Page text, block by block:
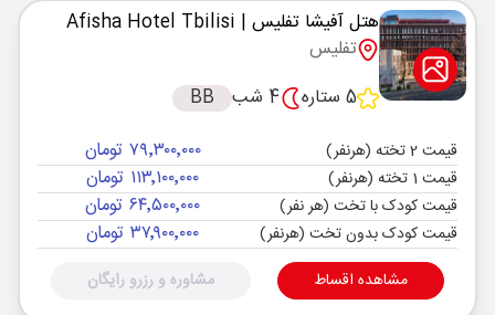
هتل آفیشا تفلیس | Afisha Hotel Tbilisi
تفلیس
5 ستاره
4 شب BB
قیمت 2 تخته (هرنفر) ۷۹٬۳۰۰٬۰۰۰ تومان
قیمت 1 تخته (هرنفر) ۱۱۳٬۱۰۰٬۰۰۰ تومان
قیمت کودک با تخت (هر نفر) ۶۴٬۵۰۰٬۰۰۰ تومان
قیمت کودک بدون تخت (هرنفر) ۳۷٬۹۰۰٬۰۰۰ تومان
مشاهده اقساط مشاوره و رزرو رایگان